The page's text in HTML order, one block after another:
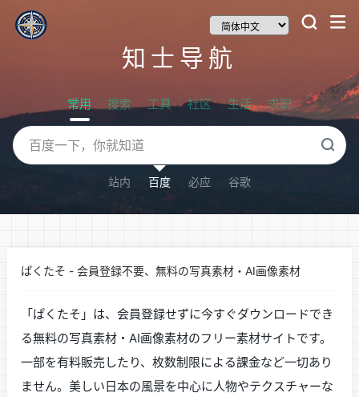
知士导航
常用 搜索 工具 社区 生活 求职
站内 百度 必应 谷歌
ぱくたそ - 会員登録不要、無料の写真素材・AI画像素材
「ぱくたそ」は、会員登録せずに今すぐダウンロードでき
る無料の写真素材・AI画像素材のフリー素材サイトです。
一部を有料販売したり、枚数制限による課金など一切あり
ません。美しい日本の風景を中心に人物やテクスチャーな